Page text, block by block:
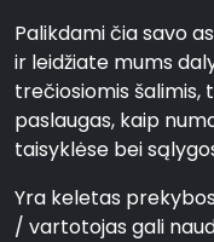
Palikdami čia savo
ir leidžiate mums
trečiosiomis šalimis,
paslaugas, kaip
taisyklėse bei
Yra keletas
/ vartotojas gali